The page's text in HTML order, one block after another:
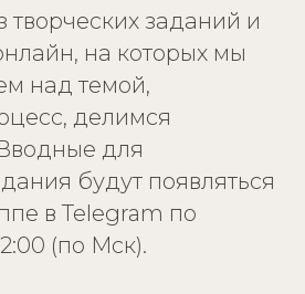
творческих заданий и
на которых мы
над темой,
делимся
для
будут появляться
в Telegram по
(по Мск).